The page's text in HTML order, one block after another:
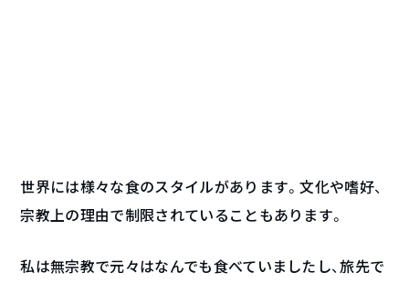
世界には様々な食のスタイルがあります。文化や嗜好、
宗教上の理由で制限されていることもあります。
私は無宗教で元々はなんでも食べていましたし、旅先で